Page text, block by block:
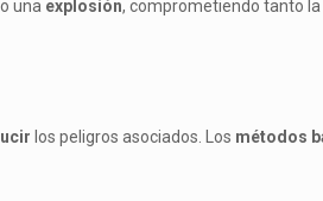
o una explosión, comprometiendo tanto la
los peligros asociados. Los métodos